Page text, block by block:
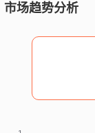
市场趋势分析